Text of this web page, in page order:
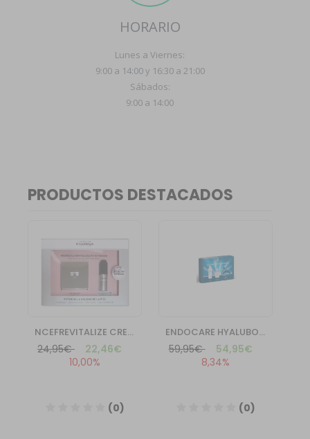
HORARIO
Lunes a Viernes:
9:00 a 14:00 y 16:30 a 21:00
Sábados:
9:00 a 14:00